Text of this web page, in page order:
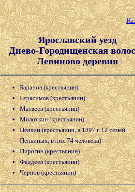
Ярославский уезд
Диево-Городищенская
Левиново деревня
Баранов (крестьянин)
Герасимов (крестьянин)
Матвеев (крестьянин)
Молоткин (крестьянин)
Пенкин (крестьянин, в 1897 г. 12 семей
Пенкиных, в них 74 человека)
Пирогин (крестьянин)
Фаддеев (крестьянин)
Чернов (крестьянин)